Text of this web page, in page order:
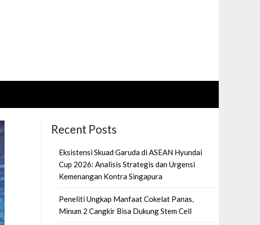
Recent Posts
Eksistensi Skuad Garuda di ASEAN Hyundai
Cup 2026: Analisis Strategis dan Urgensi
Kemenangan Kontra Singapura
Peneliti Ungkap Manfaat Cokelat Panas,
Minum 2 Cangkir Bisa Dukung Stem Cell